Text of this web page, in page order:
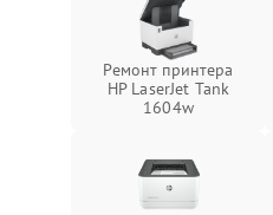
Ремонт принтера
HP LaserJet Tank
1604w